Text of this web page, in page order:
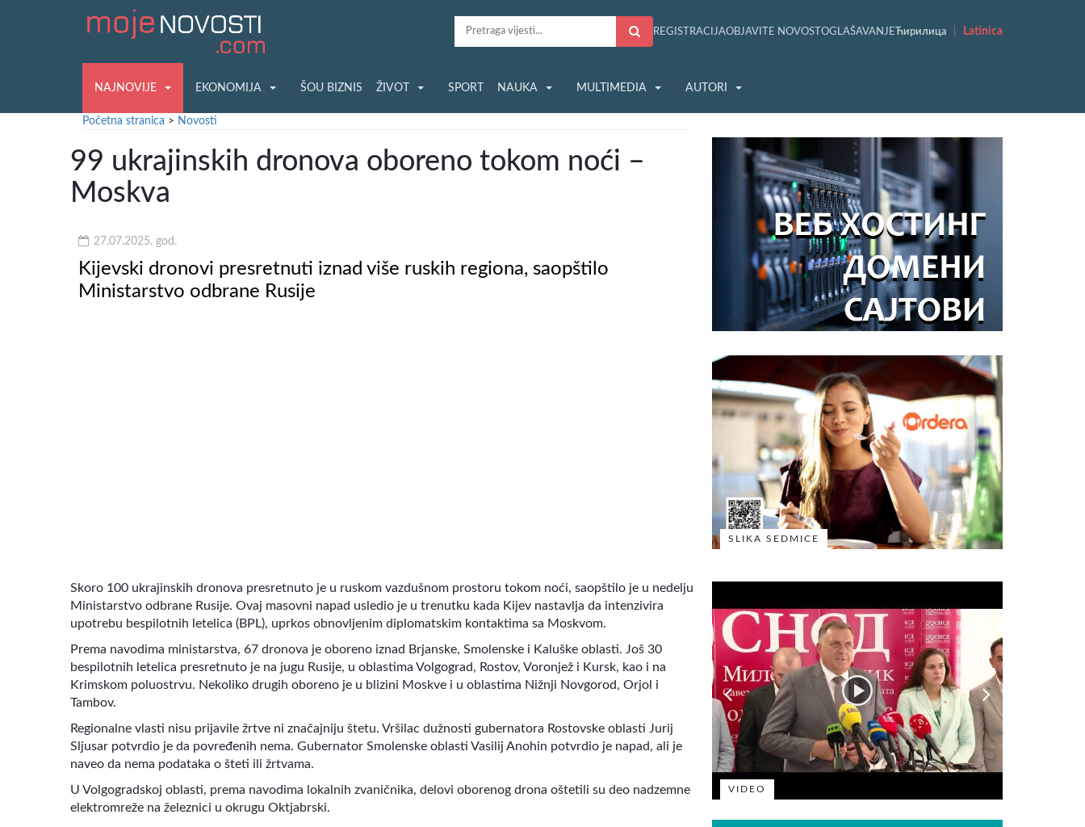
REGISTRACIJAOBJAVITE NOVOST OGLAŠAVANJE Ћирилица Latinica
NAJNOVIJE EKONOMIJA ŠOU BIZNIS ŽIVOT SPORT NAUKA MULTIMEDIA AUTORI
Početna stranica > Novosti
99 ukrajinskih dronova oboreno tokom noći –
Moskva
27.07.2025. god.
Kijevski dronovi presretnuti iznad više ruskih regiona, saopštilo
Ministarstvo odbrane Rusije
Skoro 100 ukrajinskih dronova presretnuto je u ruskom vazdušnom prostoru tokom noći, saopštilo je u nedelju
Ministarstvo odbrane Rusije. Ovaj masovni napad usledio je u trenutku kada Kijev nastavlja da intenzivira
upotrebu bespilotnih letelica (BPL), uprkos obnovljenim diplomatskim kontaktima sa Moskvom.
Prema navodima ministarstva, 67 dronova je oboreno iznad Brjanske, Smolenske i Kaluške oblasti. Još 30
bespilotnih letelica presretnuto je na jugu Rusije, u oblastima Volgograd, Rostov, Voronjež i Kursk, kao i na
Krimskom poluostrvu. Nekoliko drugih oboreno je u blizini Moskve i u oblastima Nižnji Novgorod, Orjol i
Tambov.
Regionalne vlasti nisu prijavile žrtve ni značajniju štetu. Vršilac dužnosti gubernatora Rostovske oblasti Jurij
Sljusar potvrdio je da povređenih nema. Gubernator Smolenske oblasti Vasilij Anohin potvrdio je napad, ali je
naveo da nema podataka o šteti ili žrtvama.
U Volgogradskoj oblasti, prema navodima lokalnih zvaničnika, delovi oborenog drona oštetili su deo nadzemne
elektromreže na železnici u okrugu Oktjabrski.
SLIKA SEDMICE
VIDEO